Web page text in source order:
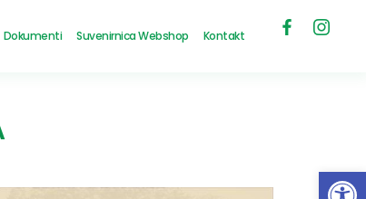
Dokumenti Suvenirnica Webshop Kontakt